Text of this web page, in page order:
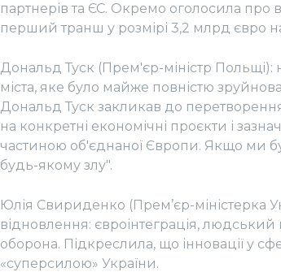
партнерів та ЄС. Окремо оголосила
перший транш у розмірі 3,2 млрд євро
Дональд Туск (Прем'єр-міністр Польщі):
міста, яке було майже повністю
Дональд Туск закликав до
на конкретні економічні проєкти і
частиною об'єднаної Європи. Якщо ми
будь-якому злу".
Юлія Свириденко (Прем’єр-міністерка
відновлення: євроінтеграція, людський
оборона. Підкреслила, що інновації у
«суперсилою» України.